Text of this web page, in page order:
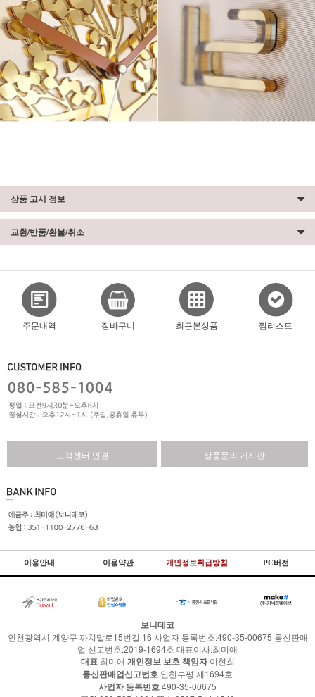
상품 고시 정보
교환/반품/환불/취소
주문내역 장바구니 최근본상품 찜리스트
고객센터 연결 상품문의 게시판
이용안내 이용약관 개인정보취급방침 PC버전
보니데코
인천광역시 계양구 까치말로15번길 16 사업자 등록번호:490-35-00675 통신판매
업 신고번호:2019-1694호 대표이사:최미애
대표 최미애 개인정보 보호 책임자이현희
통신판매업신고번호 인천부평 제1694호
사업자 등록번호 490-35-00675